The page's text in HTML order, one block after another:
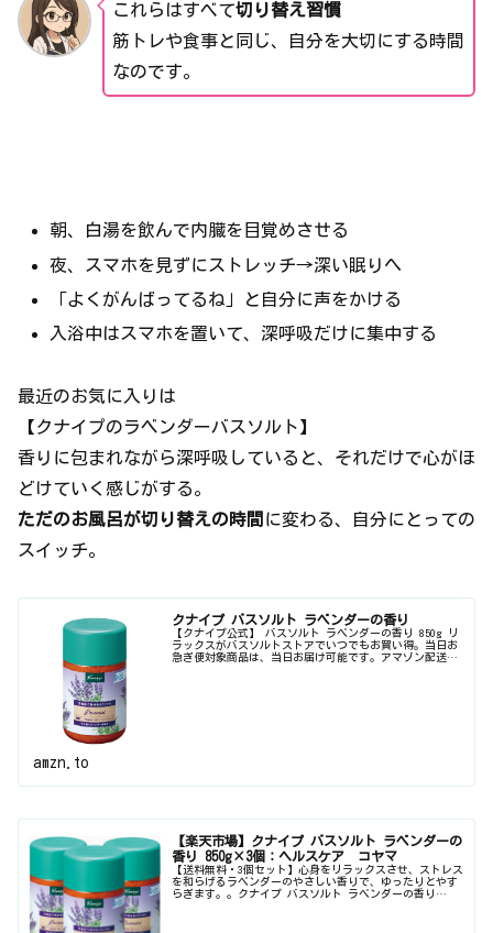
これらはすべて切り替え習慣
筋トレや食事と同じ、自分を大切にする時間
なのです。
朝、白湯を飲んで内臓を目覚めさせる
夜、スマホを見ずにストレッチ→深い眠りへ
「よくがんばってるね」と自分に声をかける
入浴中はスマホを置いて、深呼吸だけに集中する
最近のお気に入りは
【クナイプのラベンダーバスソルト】
香りに包まれながら深呼吸していると、それだけで心がほ
どけていく感じがする。
ただのお風呂が切り替えの時間 に変わる、自分にとっての
スイッチ。
クナイプ バスソルト ラベンダーの香り
【クナイプ公式】 バスソルト ラベンダーの香り 850g リ
ラックスがバスソルトストアでいつでもお買い得。当日お
急ぎ便対象商品は、当日お届け可能です。アマゾン配送商
amzn.to
【楽天市場】クナイプ バスソルト ラベンダーの
香り 850g×3個：ヘルスケア コヤマ
【送料無料・3個セット】心身をリラックスさせ、ストレス
を和らげるラベンダーのやさしい香りで、ゆったりとやす
らぎます。。クナイプ バスソルト ラベンダーの香り